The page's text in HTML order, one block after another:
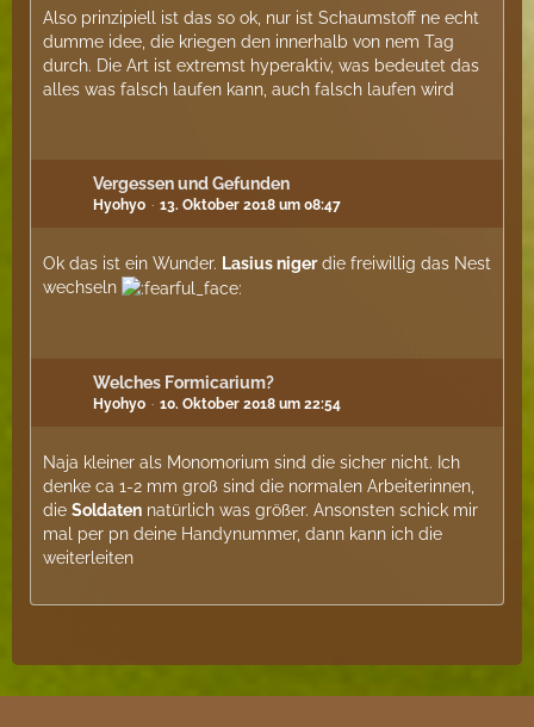
Also prinzipiell ist das so ok, nur ist Schaumstoff ne echt
dumme idee, die kriegen den innerhalb von nem Tag
durch. Die Art ist extremst hyperaktiv, was bedeutet das
alles was falsch laufen kann, auch falsch laufen wird
Vergessen und Gefunden
Hyohyo 13. Oktober 2018 um 08:47
Ok das ist ein Wunder. Lasius nigerdie freiwillig das Nest
wechseln
Welches Formicarium?
Hyohyo 10. Oktober 2018 um 22:54
Naja kleiner als Monomorium sind die sicher nicht. Ich
denke ca 1-2 mm groß sind die normalen Arbeiterinnen,
die Soldaten natürlich was größer. Ansonsten schick mir
mal per pn deine Handynummer, dann kann ich die
weiterleiten